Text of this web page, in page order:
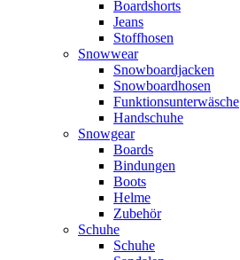
Boardshorts
Jeans
Stoffhosen
Snowwear
Snowboardjacken
Snowboardhosen
Funktionsunterwäsche
Handschuhe
Snowgear
Boards
Bindungen
Boots
Helme
Zubehör
Schuhe
Schuhe